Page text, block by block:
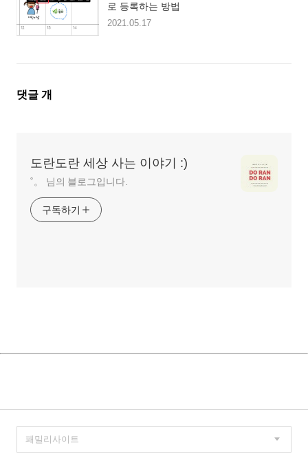
로 등록하는 방법
2021.05.17
댓
댓글 개
도란도란 세상 사는 이야기 :)
˚。 님의 블로그입니다.
구독하기